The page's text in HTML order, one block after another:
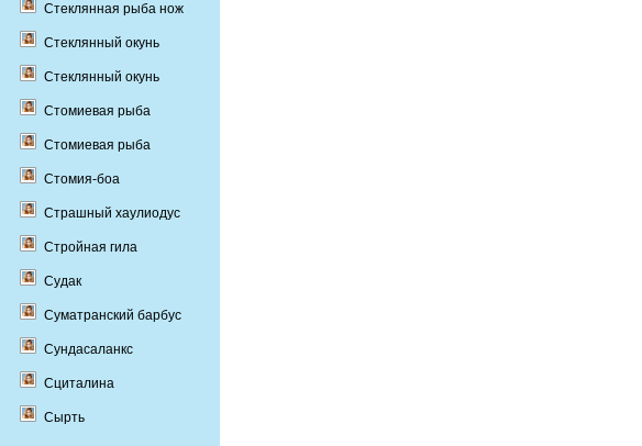
Стеклянная рыба нож
Стеклянный окунь
Стеклянный окунь
Стомиевая рыба
Стомиевая рыба
Стомия-боа
Страшный хаулиодус
Стройная гила
Судак
Суматранский барбус
Сундасаланкс
Сциталина
Сырть